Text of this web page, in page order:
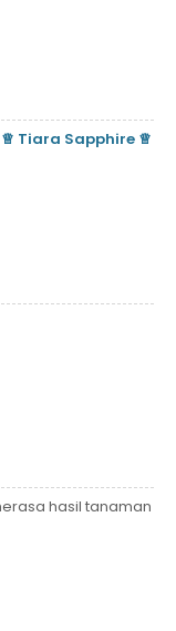
♕ Tiara Sapphire ♕
hasil tanaman